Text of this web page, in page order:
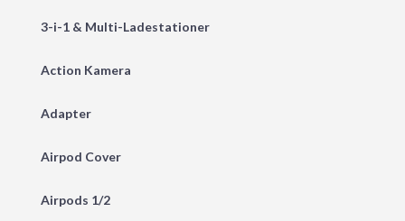
3-i-1 & Multi-Ladestationer
Action Kamera
Adapter
Airpod Cover
Airpods 1/2